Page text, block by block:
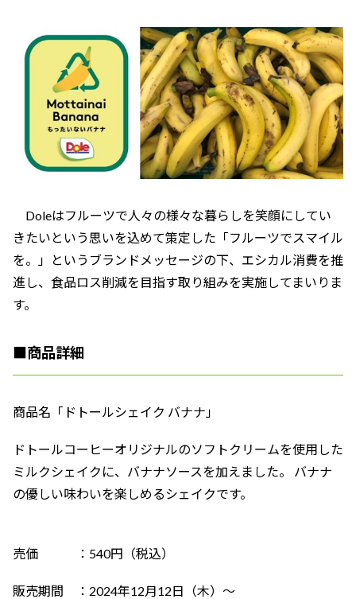
Doleはフルーツで人々の様々な暮らしを笑顔にしてい
きたいという思いを込めて策定した「フルーツでスマイル
を。」というブランドメッセージの下、エシカル消費を推
進し、食品ロス削減を目指す取り組みを実施してまいりま
す。
■商品詳細
商品名「ドトールシェイク バナナ」
ドトールコーヒーオリジナルのソフトクリームを使用した
ミルクシェイクに、バナナソースを加えました。 バナナ
の優しい味わいを楽しめるシェイクです。
売価 ：540円（税込）
販売期間 ：2024年12月12日（木）～